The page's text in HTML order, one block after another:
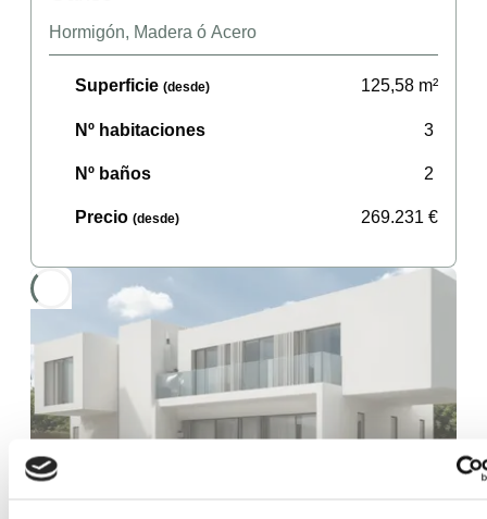
Hormigón, Madera ó Acero
Superficie (desde) 125,58 m²
Nº habitaciones 3
Nº baños 2
Precio (desde) 269.231 €